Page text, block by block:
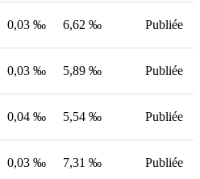
0,03 ‰ 6,62 ‰ Publiée
0,03 ‰ 5,89 ‰ Publiée
0,04 ‰ 5,54 ‰ Publiée
0,03 ‰ 7,31 ‰ Publiée